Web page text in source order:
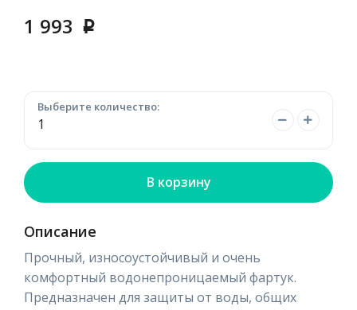
1 993 p
Выберите количество:
В корзину
Описание
Прочный, износоустойчивый и очень
комфортный водонепроницаемый фартук.
Предназначен для защиты от воды, общих